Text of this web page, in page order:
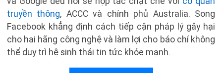
truyền thông, ACCC và chính phủ Australia. Song
Facebook khẳng định cách tiếp cận pháp lý gây hại
cho hai hãng công nghệ và làm lợi cho báo chí không
thể duy trì hệ sinh thái tin tức khỏe mạnh.